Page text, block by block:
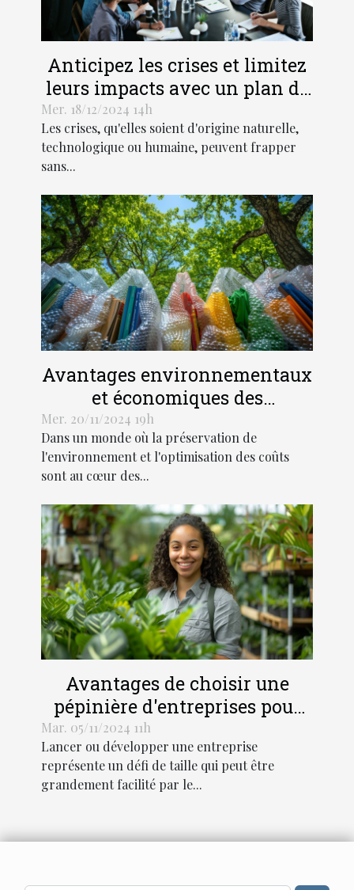
Anticipez les crises et limitez
leurs impacts avec un plan de
gestion adapté !
Mer. 18/12/2024 14h
Les crises, qu'elles soient d'origine naturelle,
technologique ou humaine, peuvent frapper
sans...
Avantages environnementaux
et économiques des
enveloppes à bulles dans
l'expédition
Mer. 20/11/2024 19h
Dans un monde où la préservation de
l'environnement et l'optimisation des coûts
sont au cœur des...
Avantages de choisir une
pépinière d'entreprises pour
votre croissance
Mar. 05/11/2024 11h
Lancer ou développer une entreprise
représente un défi de taille qui peut être
grandement facilité par le...